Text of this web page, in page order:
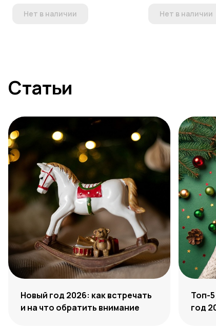
Нет в наличии Нет в наличии
Статьи
Новый год 2026: как встречать
и на что обратить внимание
Топ-
год